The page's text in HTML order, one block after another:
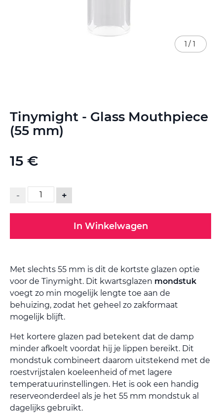
Tinymight - Glass Mouthpiece
(55 mm)
15 €
- +
In Winkelwagen
Met slechts 55 mm is dit de kortste glazen optie
voor de Tinymight. Dit kwartsglazen mondstuk
voegt zo min mogelijk lengte toe aan de
behuizing, zodat het geheel zo zakformaat
mogelijk blijft.
Het kortere glazen pad betekent dat de damp
minder afkoelt voordat hij je lippen bereikt. Dit
mondstuk combineert daarom uitstekend met de
roestvrijstalen koeleenheid of met lagere
temperatuurinstellingen. Het is ook een handig
reserveonderdeel als je het 55 mm mondstuk al
dagelijks gebruikt.
1 / 1
naar
het
begin
de
afbeeldingen-